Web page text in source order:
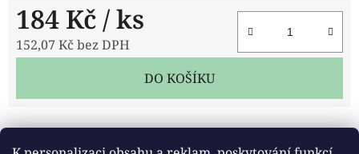
184 Kč / ks
152,07 Kč bez DPH
DO KOŠÍKU